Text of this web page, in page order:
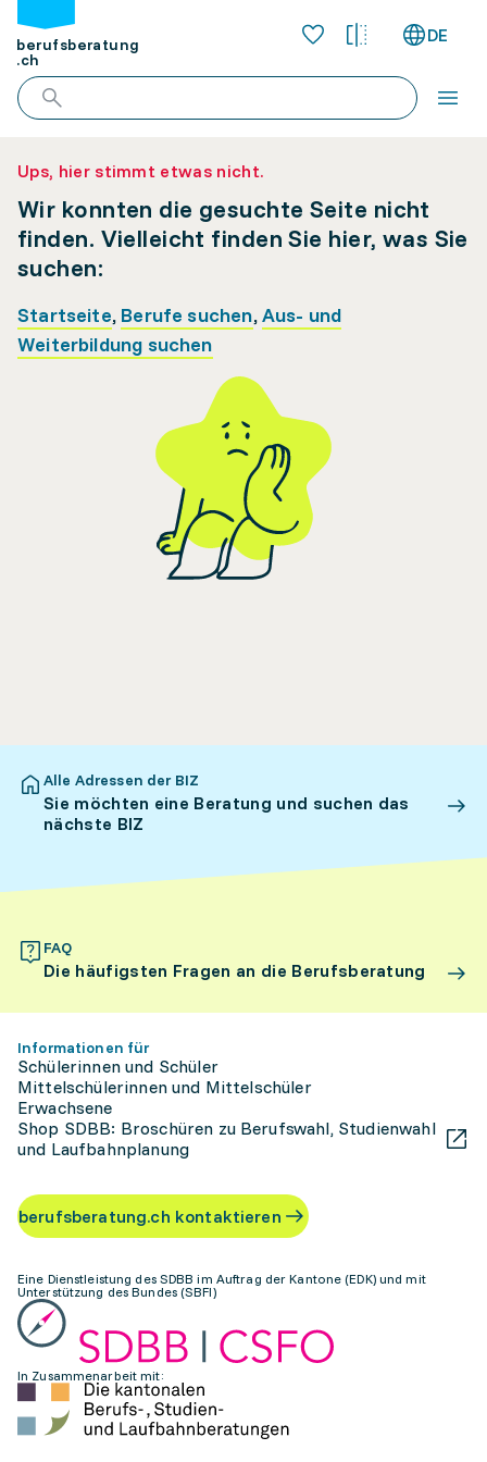
berufsberatung
.ch
DE
Ups, hier stimmt etwas nicht.
Wir konnten die gesuchte Seite nicht
finden. Vielleicht finden Sie hier, was Sie
suchen:
Startseite, Berufe suchen,Aus- und
Weiterbildung suchen
Alle Adressen der BIZ
Sie möchten eine Beratung und suchen das
nächste BIZ
FAQ
Die häufigsten Fragen an die Berufsberatung
Informationen für
Schülerinnen und Schüler
Mittelschülerinnen und Mittelschüler
Erwachsene
Shop SDBB: Broschüren zu Berufswahl, Studienwahl
und Laufbahnplanung
berufsberatung.ch kontaktieren
Eine Dienstleistung des SDBB im Auftrag der Kantone (EDK) und mit
Unterstützung des Bundes (SBFI)
In Zusammenarbeit mit: